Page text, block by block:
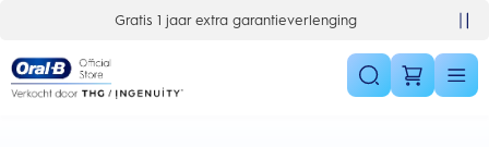
Gratis 1 jaar extra garantieverlenging